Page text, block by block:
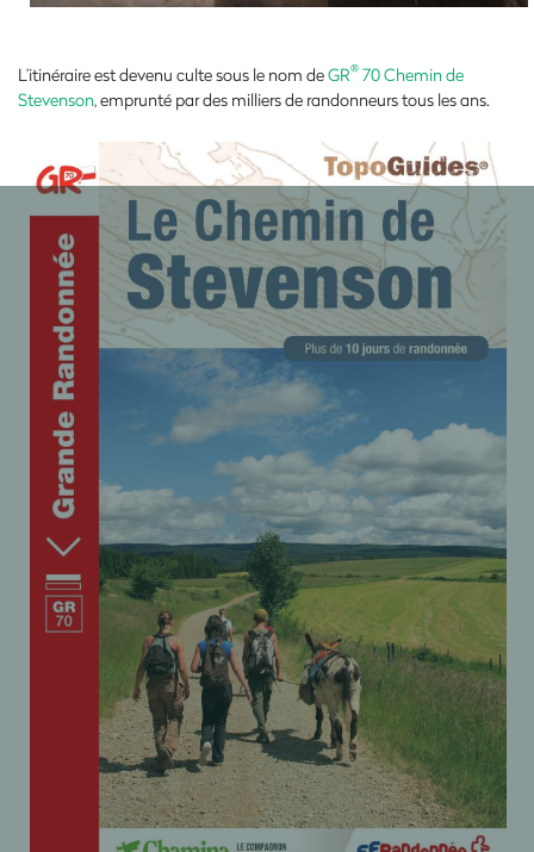
L’itinéraire est devenu culte sous le nom deGR® 70 Chemin de
Stevenson, emprunté par des milliers de randonneurs tous les ans.